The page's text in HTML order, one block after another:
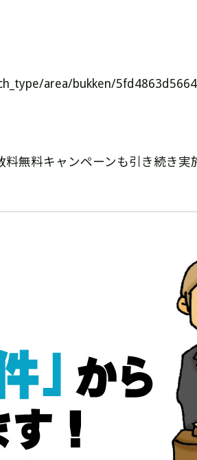
area/bukken/
無料キャンペーンも引き続き実